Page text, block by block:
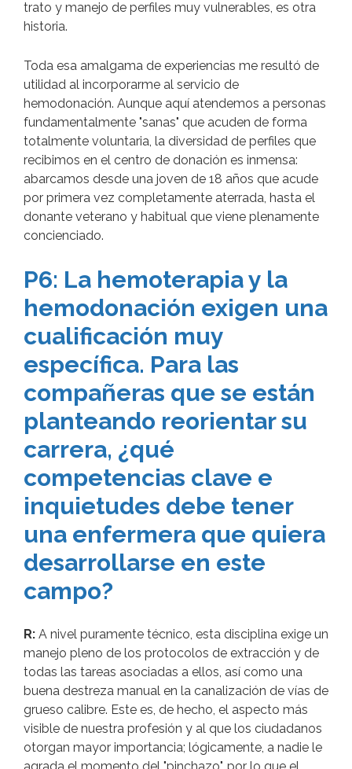
trato y manejo de perfiles muy vulnerables, es otra
historia.
Toda esa amalgama de experiencias me resultó de
utilidad al incorporarme al servicio de
hemodonación. Aunque aquí atendemos a personas
fundamentalmente "sanas" que acuden de forma
totalmente voluntaria, la diversidad de perfiles que
recibimos en el centro de donación es inmensa:
abarcamos desde una joven de 18 años que acude
por primera vez completamente aterrada, hasta el
donante veterano y habitual que viene plenamente
concienciado.
P6: La hemoterapia y la
hemodonación exigen una
cualificación muy
específica. Para las
compañeras que se están
planteando reorientar su
carrera, ¿qué
competencias clave e
inquietudes debe tener
una enfermera que quiera
desarrollarse en este
campo?
R: A nivel puramente técnico, esta disciplina exige un
manejo pleno de los protocolos de extracción y de
todas las tareas asociadas a ellos, así como una
buena destreza manual en la canalización de vías de
grueso calibre. Este es, de hecho, el aspecto más
visible de nuestra profesión y al que los ciudadanos
otorgan mayor importancia; lógicamente, a nadie le